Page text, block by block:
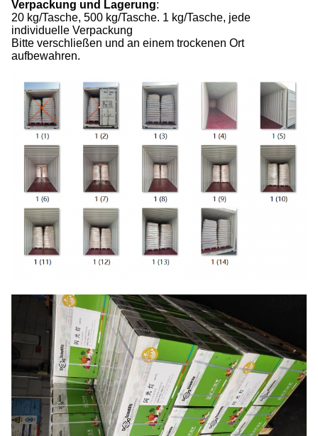
Verpackung und Lagerung:
20 kg/Tasche, 500 kg/Tasche. 1 kg/Tasche, jede
individuelle Verpackung
Bitte verschließen und an einem trockenen Ort
aufbewahren.